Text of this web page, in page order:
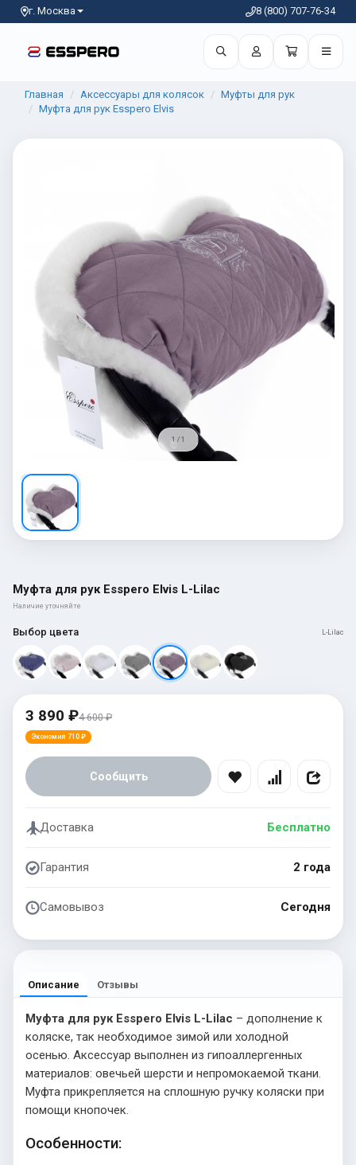
г. Москва 8 (800) 707-76-34
Главная Аксессуары для колясок
Муфты для рук
Муфта для рук Esspero Elvis
1 / 1
Муфта для рук Esspero Elvis L-Lilac
Наличие уточняйте
Выбор цвета L-Lilac
3 890 ₽4 600 ₽
Экономия 710 ₽
Сообщить
Доставка Бесплатно
Гарантия 2 года
Самовывоз Сегодня
Описание Отзывы
Муфта для рук Esspero Elvis L-Lilac – дополнение к
коляске, так необходимое зимой или холодной
осенью. Аксессуар выполнен из гипоаллергенных
материалов: овечьей шерсти и непромокаемой ткани.
Муфта прикрепляется на сплошную ручку коляски при
помощи кнопочек.
Особенности: